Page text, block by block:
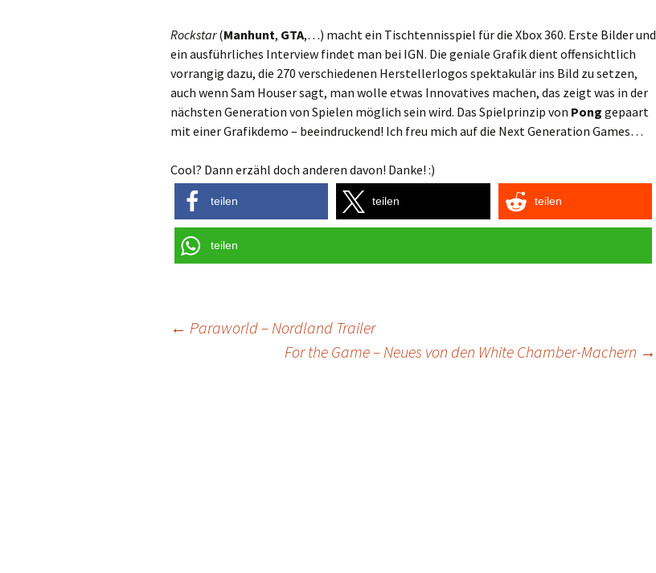
Rockstar(Manhunt, GTA,…) macht ein Tischtennisspiel für die Xbox 360. Erste Bilder und
ein ausführliches Interview findet man bei IGN. Die geniale Grafik dient offensichtlich
vorrangig dazu, die 270 verschiedenen Herstellerlogos spektakulär ins Bild zu setzen,
auch wenn Sam Houser sagt, man wolle etwas Innovatives machen, das zeigt was in der
nächsten Generation von Spielen möglich sein wird. Das Spielprinzip von Pong gepaart
mit einer Grafikdemo – beeindruckend! Ich freu mich auf die Next Generation Games…
Cool? Dann erzähl doch anderen davon! Danke! :)
teilen teilen teilen
teilen
← Paraworld – Nordland Trailer
For the Game – Neues von den White Chamber-Machern →